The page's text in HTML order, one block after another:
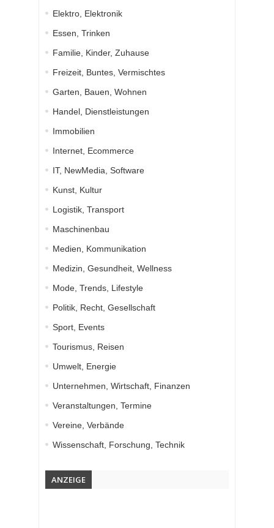
Elektro, Elektronik
Essen, Trinken
Familie, Kinder, Zuhause
Freizeit, Buntes, Vermischtes
Garten, Bauen, Wohnen
Handel, Dienstleistungen
Immobilien
Internet, Ecommerce
IT, NewMedia, Software
Kunst, Kultur
Logistik, Transport
Maschinenbau
Medien, Kommunikation
Medizin, Gesundheit, Wellness
Mode, Trends, Lifestyle
Politik, Recht, Gesellschaft
Sport, Events
Tourismus, Reisen
Umwelt, Energie
Unternehmen, Wirtschaft, Finanzen
Veranstaltungen, Termine
Vereine, Verbände
Wissenschaft, Forschung, Technik
ANZEIGE